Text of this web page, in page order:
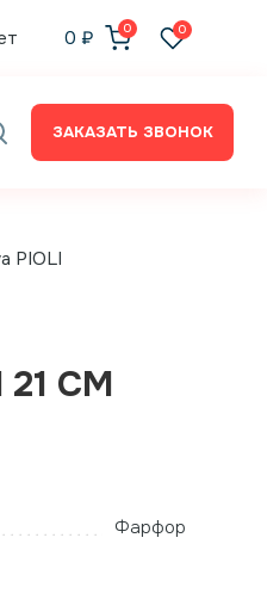
0 ₽ 0 0
ЗАКАЗАТЬ ЗВОНОК
PIOLI
СМ
Фарфор